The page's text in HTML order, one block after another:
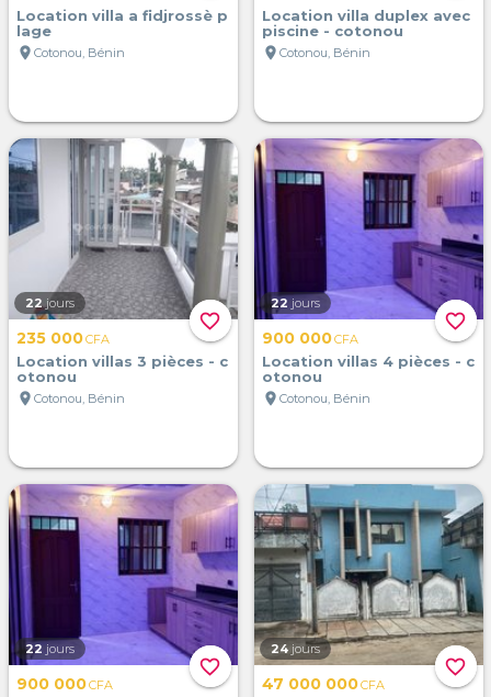
Location villa a fidjrossè p
lage
location_on Cotonou, Bénin
Location villa duplex avec
piscine - cotonou
location_on Cotonou, Bénin
favorite_border
22 jours
235 000CFA
Location villas 3 pièces - c
otonou
location_on Cotonou, Bénin
favorite_border
22 jours
900 000CFA
Location villas 4 pièces - c
otonou
location_on Cotonou, Bénin
favorite_border
22 jours
900 000CFA
favorite_border
24 jours
47 000 000CFA